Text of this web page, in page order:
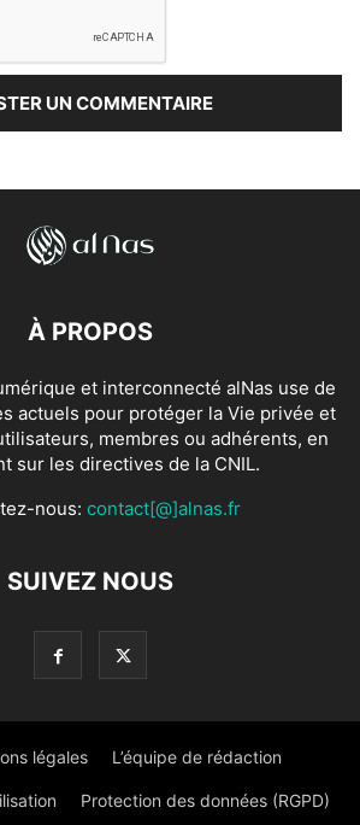
À PROPOS
et interconnecté alNas use de
actuels pour protéger la Vie privée et
membres ou adhérents, en
sur les directives de la CNIL.
nous: contact[@]alnas.fr
SUIVEZ NOUS
légales L’équipe de rédaction
Protection des données (RGPD)